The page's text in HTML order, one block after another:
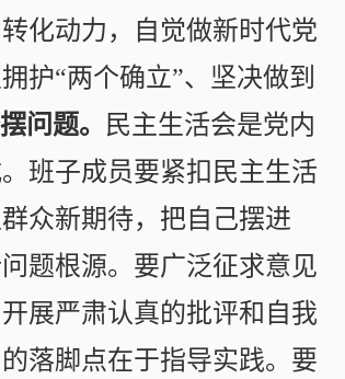
化动力，自觉做新时代党
护“两个确立”、坚决做到
问题。 民主生活会是党内
班子成员要紧扣民主生活
众新期待，把自己摆进
题根源。要广泛征求意见
展严肃认真的批评和自我
落脚点在于指导实践。要